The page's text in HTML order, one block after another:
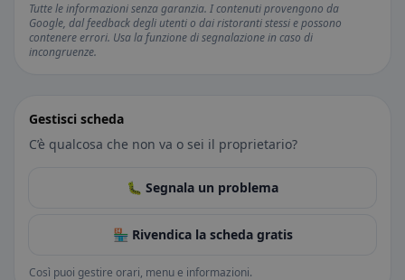
Tutte le informazioni senza garanzia. I contenuti provengono da
Google, dal feedback degli utenti o dai ristoranti stessi e possono
contenere errori. Usa la funzione di segnalazione in caso di
incongruenze.
Gestisci scheda
C’è qualcosa che non va o sei il proprietario?
🐛 Segnala un problema
🏪 Rivendica la scheda gratis
Così puoi gestire orari, menu e informazioni.